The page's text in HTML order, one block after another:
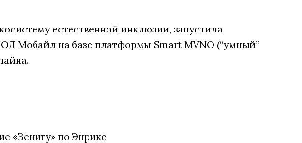
естественной инклюзии, запустила
Мобайл на базе платформы Smart MVNO (“умный”
«Зениту» по Энрике